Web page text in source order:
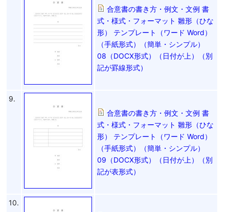
合意書の書き方・例文・文例 書
式・様式・フォーマット 雛形（ひな
形） テンプレート（ワード Word）
（手紙形式）（簡単・シンプル）
08（DOCX形式）（日付が上）（別
記が罫線形式）
9.
合意書の書き方・例文・文例 書
式・様式・フォーマット 雛形（ひな
形） テンプレート（ワード Word）
（手紙形式）（簡単・シンプル）
09（DOCX形式）（日付が上）（別
記が表形式）
10.